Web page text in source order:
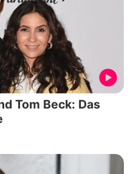
Tom Beck: Das